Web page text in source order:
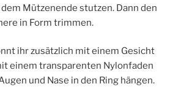
Mützenende stutzen. Dann den
in Form trimmen.
ihr zusätzlich mit einem Gesicht
einem transparenten Nylonfaden
und Nase in den Ring hängen.